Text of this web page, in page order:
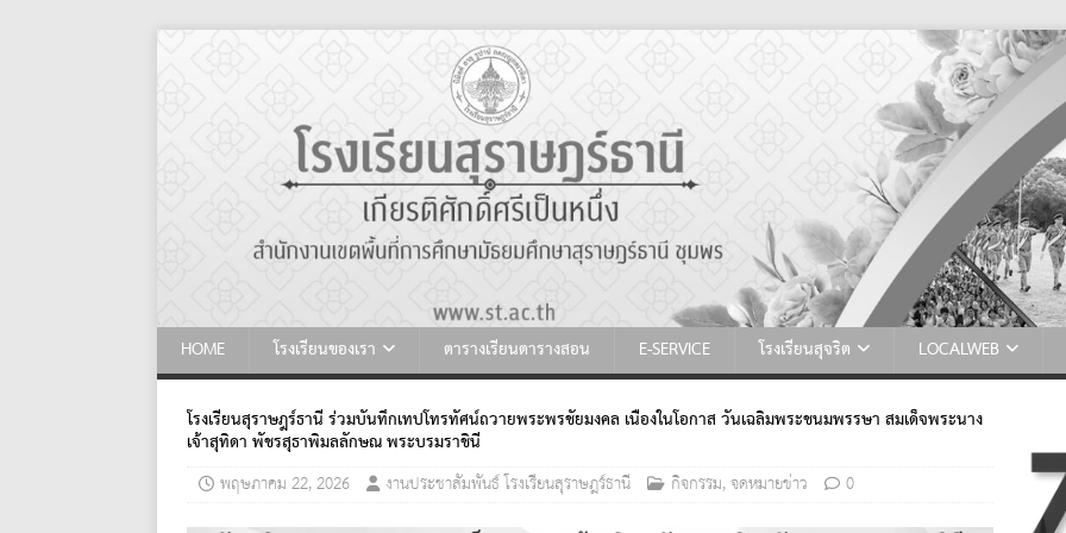
HOME โรงเรียนของเรา ตารางเรียนตารางสอน E-SERVICE โรงเรียนสุจริต LOCALWEB
โรงเรียนสุราษฎร์ธานี ร่วมบันทึกเทปโทรทัศน์ถวายพระพรชัยมงคล เนื่องในโอกาส วันเฉลิมพระชนมพรรษา สมเด็จพระนาง
เจ้าสุทิดา พัชรสุธาพิมลลักษณ พระบรมราชินี
พฤษภาคม 22, 2026
งานประชาสัมพันธ์ โรงเรียนสุราษฎร์ธานี กิจกรรม,จดหมายข่าว 0